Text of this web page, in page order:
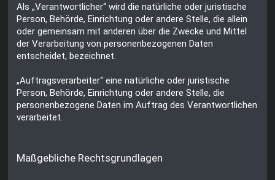
Als „Verantwortlicher“ wird die natürliche oder juristische
Person, Behörde, Einrichtung oder andere Stelle, die allein
oder gemeinsam mit anderen über die Zwecke und Mittel
der Verarbeitung von personenbezogenen Daten
entscheidet, bezeichnet.
„Auftragsverarbeiter“ eine natürliche oder juristische
Person, Behörde, Einrichtung oder andere Stelle, die
personenbezogene Daten im Auftrag des Verantwortlichen
verarbeitet.
Maßgebliche Rechtsgrundlagen